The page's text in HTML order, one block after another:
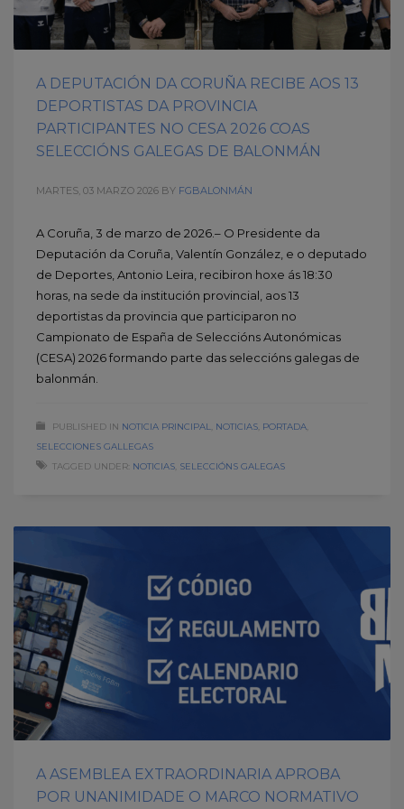
A DEPUTACIÓN DA CORUÑA RECIBE AOS 13
DEPORTISTAS DA PROVINCIA
PARTICIPANTES NO CESA 2026 COAS
SELECCIÓNS GALEGAS DE BALONMÁN
MARTES, 03 MARZO 2026 BY FGBALONMÁN
A Coruña, 3 de marzo de 2026.– O Presidente da
Deputación da Coruña, Valentín González, e o deputado
de Deportes, Antonio Leira, recibiron hoxe ás 18:30
horas, na sede da institución provincial, aos 13
deportistas da provincia que participaron no
Campionato de España de Seleccións Autonómicas
(CESA) 2026 formando parte das seleccións galegas de
balonmán.
PUBLISHED IN NOTICIA PRINCIPAL NOTICIAS PORTADA
SELECCIONES GALLEGAS
TAGGED UNDER: NOTICIAS SELECCIÓNS GALEGAS
A ASEMBLEA EXTRAORDINARIA APROBA
POR UNANIMIDADE O MARCO NORMATIVO